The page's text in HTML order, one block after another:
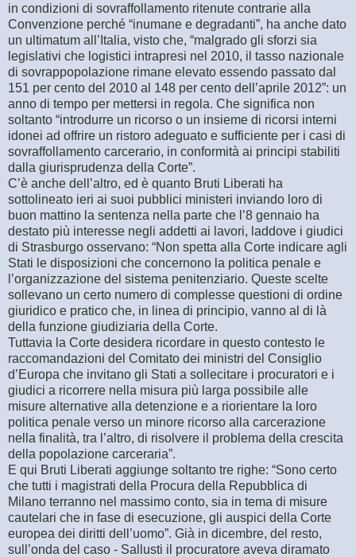
in condizioni di sovraffollamento ritenute contrarie alla
Convenzione perché “inumane e degradanti”, ha anche dato
un ultimatum all’Italia, visto che, “malgrado gli sforzi sia
legislativi che logistici intrapresi nel 2010, il tasso nazionale
di sovrappopolazione rimane elevato essendo passato dal
151 per cento del 2010 al 148 per cento dell’aprile 2012”: un
anno di tempo per mettersi in regola. Che significa non
soltanto “introdurre un ricorso o un insieme di ricorsi interni
idonei ad offrire un ristoro adeguato e sufficiente per i casi di
sovraffollamento carcerario, in conformità ai principi stabiliti
dalla giurisprudenza della Corte”.
C’è anche dell’altro, ed è quanto Bruti Liberati ha
sottolineato ieri ai suoi pubblici ministeri inviando loro di
buon mattino la sentenza nella parte che l’8 gennaio ha
destato più interesse negli addetti ai lavori, laddove i giudici
di Strasburgo osservano: “Non spetta alla Corte indicare agli
Stati le disposizioni che concernono la politica penale e
l’organizzazione del sistema penitenziario. Queste scelte
sollevano un certo numero di complesse questioni di ordine
giuridico e pratico che, in linea di principio, vanno al di là
della funzione giudiziaria della Corte.
Tuttavia la Corte desidera ricordare in questo contesto le
raccomandazioni del Comitato dei ministri del Consiglio
d’Europa che invitano gli Stati a sollecitare i procuratori e i
giudici a ricorrere nella misura più larga possibile alle
misure alternative alla detenzione e a riorientare la loro
politica penale verso un minore ricorso alla carcerazione
nella finalità, tra l’altro, di risolvere il problema della crescita
della popolazione carceraria”.
E qui Bruti Liberati aggiunge soltanto tre righe: “Sono certo
che tutti i magistrati della Procura della Repubblica di
Milano terranno nel massimo conto, sia in tema di misure
cautelari che in fase di esecuzione, gli auspici della Corte
europea dei diritti dell’uomo”. Già in dicembre, del resto,
sull’onda del caso - Sallusti il procuratore aveva diramato